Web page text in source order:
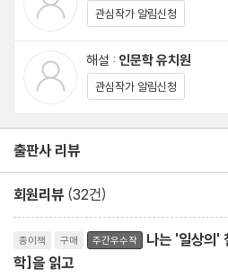
열다섯 번째 인문학 │ 감각을 믿을 수
열여섯 번째 인문학 │ 인류가 한 가지
까?
열일곱 번째 인문학 │ 언어는 상호 소
는 것일까?
열아홉 번째 인문학 │ 진리는 절대적
스무 번째 인문학 │ 상상과 현실은 모
PART 3 윤리에 대하여
관심작가 알림신청
해설 : 인문학 유치원
관심작가 알림신청
출판사 리뷰
회원리뷰 (32건)
종이책 구매 주간우수작
나는 '일상의'
학]을 읽고